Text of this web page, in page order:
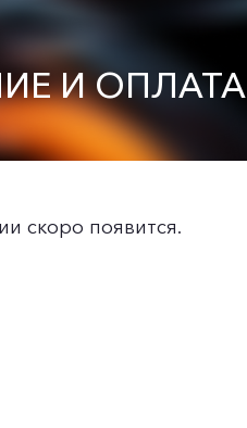
И ОПЛАТА
скоро появится.